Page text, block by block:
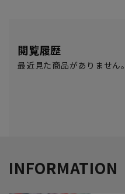
閲覧履歴
最近見た商品がありません。
INFORMATION